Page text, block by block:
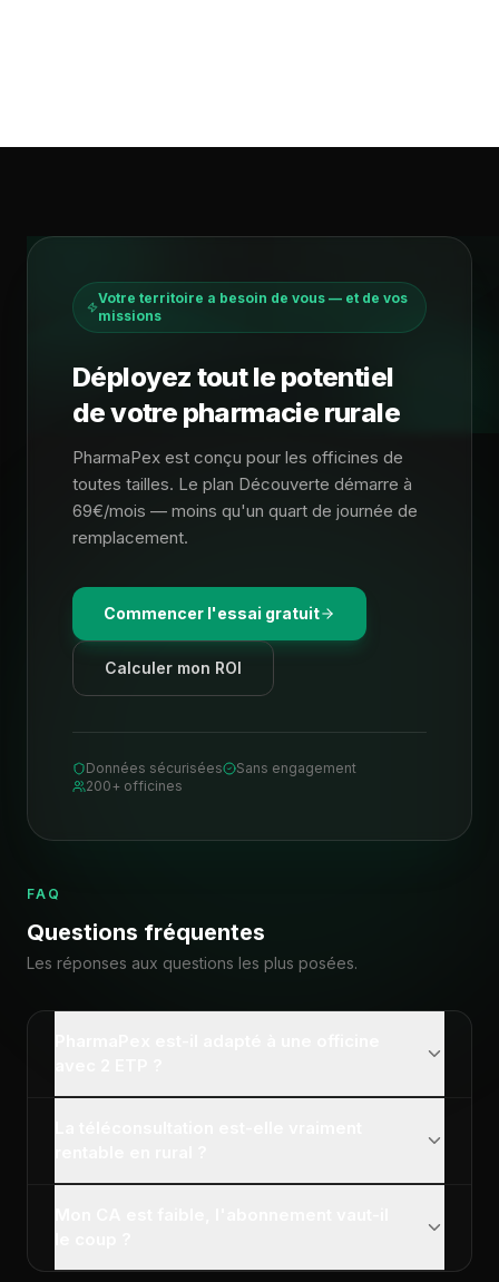
Votre territoire a besoin de vous — et de vos
missions
Déployez tout le potentiel
de votre pharmacie rurale
PharmaPex est conçu pour les officines de
toutes tailles. Le plan Découverte démarre à
69€/mois — moins qu'un quart de journée de
remplacement.
Commencer l'essai gratuit
Calculer mon ROI
Données sécurisées
Sans engagement
200+ officines
FAQ
Questions fréquentes
Les réponses aux questions les plus posées.